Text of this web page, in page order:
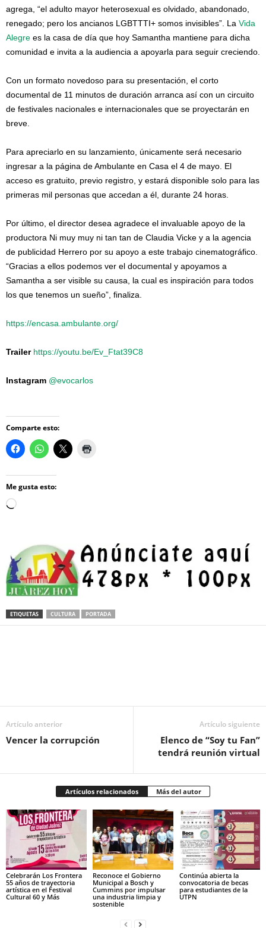
agrega, “el adulto mayor heterosexual es olvidado, abandonado,
renegado; pero los ancianos LGBTTTI+ somos invisibles”. La Vida
Alegre es la casa de día que hoy Samantha mantiene para dicha
comunidad e invita a la audiencia a apoyarla para seguir creciendo.
Con un formato novedoso para su presentación, el corto
documental de 11 minutos de duración arranca así con un circuito
de festivales nacionales e internacionales que se proyectarán en
breve.
Para apreciarlo en su lanzamiento, únicamente será necesario
ingresar a la página de Ambulante en Casa el 4 de mayo. El
acceso es gratuito, previo registro, y estará disponible solo para las
primeras mil personas que accedan a él, durante 24 horas.
Por último, el director desea agradece el invaluable apoyo de la
productora Ni muy muy ni tan tan de Claudia Vicke y a la agencia
de publicidad Herrero por su apoyo a este trabajo cinematográfico.
“Gracias a ellos podemos ver el documental y apoyamos a
Samantha a ser visible su causa, la cual es inspiración para todos
los que tenemos un sueño”, finaliza.
https://encasa.ambulante.org/
Trailer https://youtu.be/Ev_Ftat39C8
Instagram @evocarlos
Comparte esto:
Me gusta esto:
Loading…
ETIQUETAS CULTURA PORTADA
Artículo anterior
Vencer la corrupción
Artículo siguiente
Elenco de “Soy tu Fan”
tendrá reunión virtual
Artículos relacionados Más del autor
Celebrarán Los Frontera
55 años de trayectoria
artística en el Festival
Cultural 60 y Más
Reconoce el Gobierno
Municipal a Bosch y
Cummins por impulsar
una industria limpia y
sostenible
Continúa abierta la
convocatoria de becas
para estudiantes de la
UTPN